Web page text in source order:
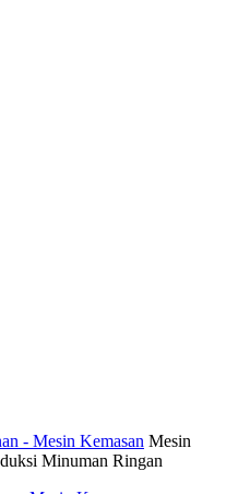
- Mesin Kemasan Mesin
Minuman Ringan